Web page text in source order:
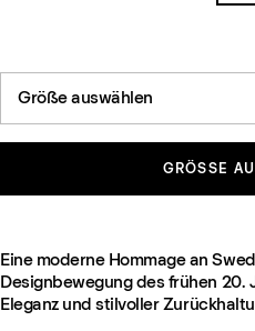
Größe auswählen
GRÖSSE
Eine moderne Hommage an
Designbewegung des frühen
Eleganz und stilvoller